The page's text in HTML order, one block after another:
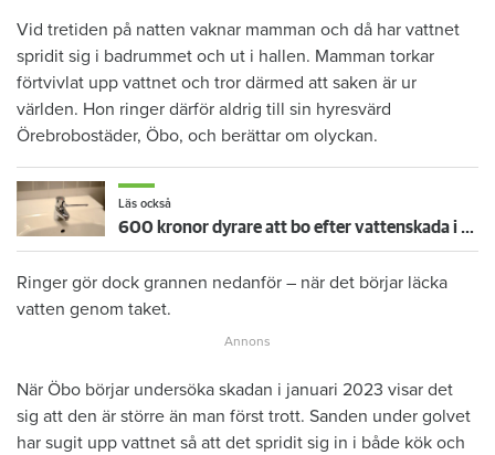
Vid tretiden på natten vaknar mamman och då har vattnet
spridit sig i badrummet och ut i hallen. Mamman torkar
förtvivlat upp vattnet och tror därmed att saken är ur
världen. Hon ringer därför aldrig till sin hyresvärd
Örebrobostäder, Öbo, och berättar om olyckan.
Läs också
600 kronor dyrare att bo efter vattenskada i Varberg
Ringer gör dock grannen nedanför – när det börjar läcka
vatten genom taket.
När Öbo börjar undersöka skadan i januari 2023 visar det
sig att den är större än man först trott. Sanden under golvet
har sugit upp vattnet så att det spridit sig in i både kök och